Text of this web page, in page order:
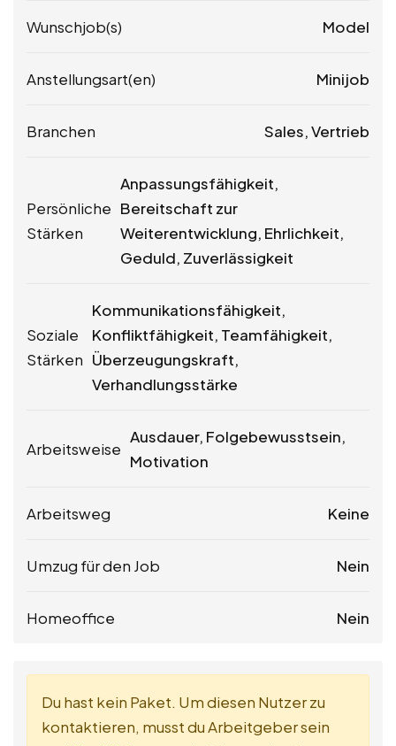
Wunschjob(s) Model
Anstellungsart(en) Minijob
Branchen Sales, Vertrieb
Persönliche
Stärken
Anpassungsfähigkeit,
Bereitschaft zur
Weiterentwicklung, Ehrlichkeit,
Geduld, Zuverlässigkeit
Soziale
Stärken
Kommunikationsfähigkeit,
Konfliktfähigkeit, Teamfähigkeit,
Überzeugungskraft,
Verhandlungsstärke
Arbeitsweise
Ausdauer, Folgebewusstsein,
Motivation
Arbeitsweg Keine
Umzug für den Job Nein
Homeoffice Nein
Du hast kein Paket. Um diesen Nutzer zu
kontaktieren, musst du Arbeitgeber sein